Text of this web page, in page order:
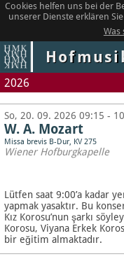
Cookies helfen uns bei der
unserer Dienste erklären
Was
2026
So, 20. 09. 2026 09:15 -
W. A. Mozart
Missa brevis B-Dur, KV 275
Wiener Hofburgkapelle
Lütfen saat 9:00’a kadar
yapmak yasaktır. Bu
Kız Korosu’nun şarkı
Korosu, Viyana Erkek
bir eğitim almaktadır.